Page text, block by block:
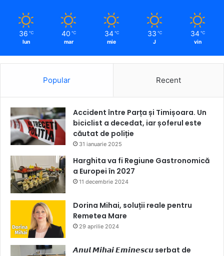
36 ℃
lun
40 ℃
mar
34 ℃
mie
33 ℃
J
34 ℃
vin
Popular Recent
Accident între Parța și Timișoara. Un
biciclist a decedat, iar șoferul este
căutat de poliție
31 ianuarie 2025
Harghita va fi Regiune Gastronomică
a Europei în 2027
11 decembrie 2024
Dorina Mihai, soluții reale pentru
Remetea Mare
29 aprilie 2024
𝘼𝙣𝙪𝙡 𝙈𝙞𝙝𝙖𝙞 𝙀𝙢𝙞𝙣𝙚𝙨𝙘𝙪 serbat de